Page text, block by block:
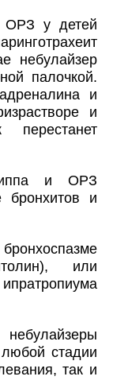
ОРЗ у детей
небулайзер
палочкой.
и
и
и ОРЗ
бронхитов и
или
стадии
так и